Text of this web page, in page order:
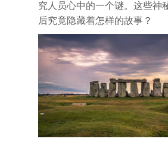
究人员心中的一个谜。 这些神
后究竟隐藏着怎样的故事？